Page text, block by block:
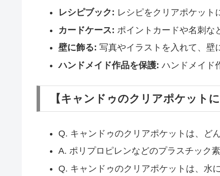
レシピブック: レシピをクリアポケット
カードケース: ポイントカードや名刺な
壁に飾る: 写真やイラストを入れて、壁
ハンドメイド作品を保護: ハンドメイド
【キャンドゥのクリアポケット
Q. キャンドゥのクリアポケットは、ど
A. ポリプロピレンなどのプラスチック
Q. キャンドゥのクリアポケットは、水